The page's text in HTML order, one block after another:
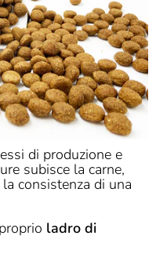
di produzione e
subisce la carne,
consistenza di una
ladro di